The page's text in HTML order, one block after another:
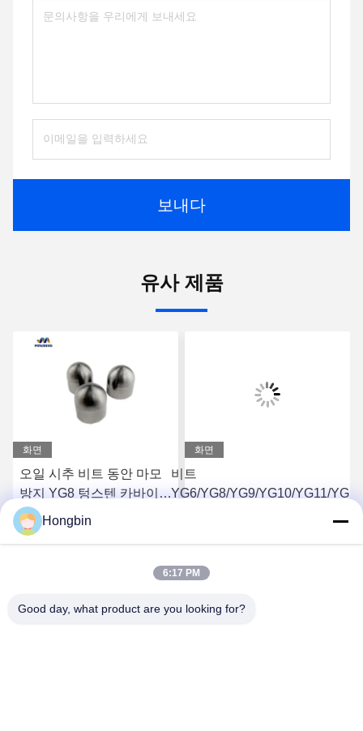
보내다
유사 제품
화면
오일 시추 비트 동안 마모
방지 YG8 텅스텐 카바이드
버튼 비트
화면
비트
YG6/YG8/YG9/YG10/YG11/YG13
Hongbin
6:17 PM
Good day, what product are you looking for?